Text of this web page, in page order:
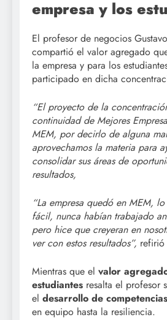
empresa y los
El profesor de negocios
compartió el valor agregado
la empresa y para los
participado en dicha
“El proyecto de la
continuidad de Mejores
MEM, por decirlo de alguna
aprovechamos la materia para
consolidar sus áreas de
resultados,
“La empresa quedó en MEM,
fácil, nunca habían trabajado
pero hice que creyeran en
ver con estos resultados”,
Mientras que el valor
estudiantes resalta el profesor
el desarrollo de
en equipo hasta la resiliencia.